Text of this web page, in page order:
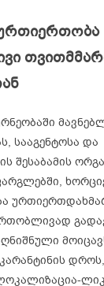
სააგენტოსა და
შესაბამის